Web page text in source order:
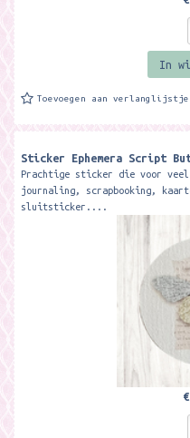
In
Toevoegen aan verlanglijstje
Sticker Ephemera Script
Prachtige sticker die voor
journaling, scrapbooking,
sluitsticker....